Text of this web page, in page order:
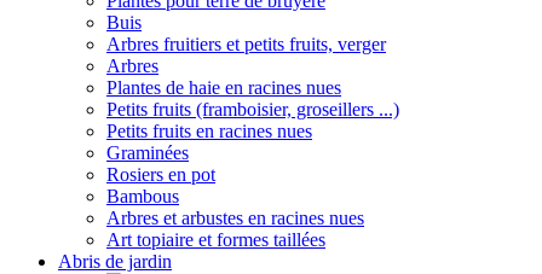
Buis
Arbres fruitiers et petits fruits, verger
Arbres
Plantes de haie en racines nues
Petits fruits (framboisier, groseillers ...)
Petits fruits en racines nues
Graminées
Rosiers en pot
Bambous
Arbres et arbustes en racines nues
Art topiaire et formes taillées
Abris de jardin